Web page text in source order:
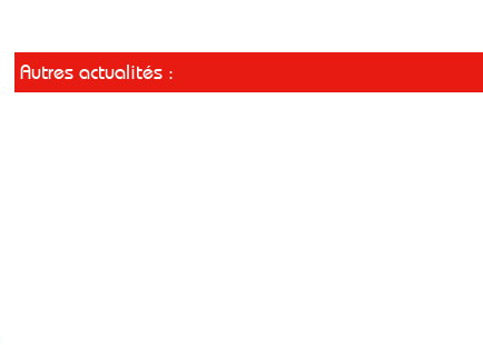
Autres actualités :